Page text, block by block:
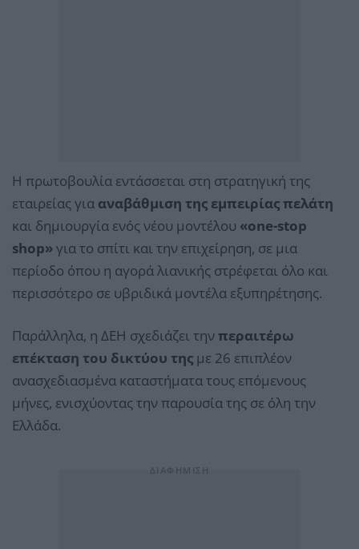
Η πρωτοβουλία εντάσσεται στη στρατηγική της
εταιρείας για αναβάθμιση της εμπειρίας πελάτη
και δημιουργία ενός νέου μοντέλου «one-stop
shop»για το σπίτι και την επιχείρηση, σε μια
περίοδο όπου η αγορά λιανικής στρέφεται όλο και
περισσότερο σε υβριδικά μοντέλα εξυπηρέτησης.
Παράλληλα, η ΔΕΗ σχεδιάζει τηνπεραιτέρω
επέκταση του δικτύου της με 26 επιπλέον
ανασχεδιασμένα καταστήματα τους επόμενους
μήνες, ενισχύοντας την παρουσία της σε όλη την
Ελλάδα.